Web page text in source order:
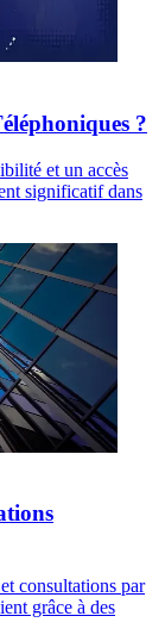
?
et un accès
significatif dans
consultations par
grâce à des